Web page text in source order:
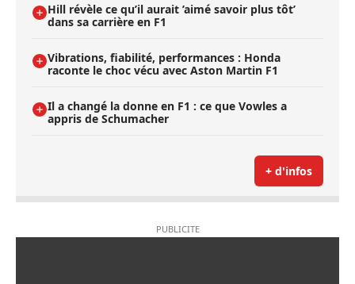
Hill révèle ce qu’il aurait ’aimé savoir plus tôt’
dans sa carrière en F1
Vibrations, fiabilité, performances : Honda
raconte le choc vécu avec Aston Martin F1
Il a changé la donne en F1 : ce que Vowles a
appris de Schumacher
+ d'infos